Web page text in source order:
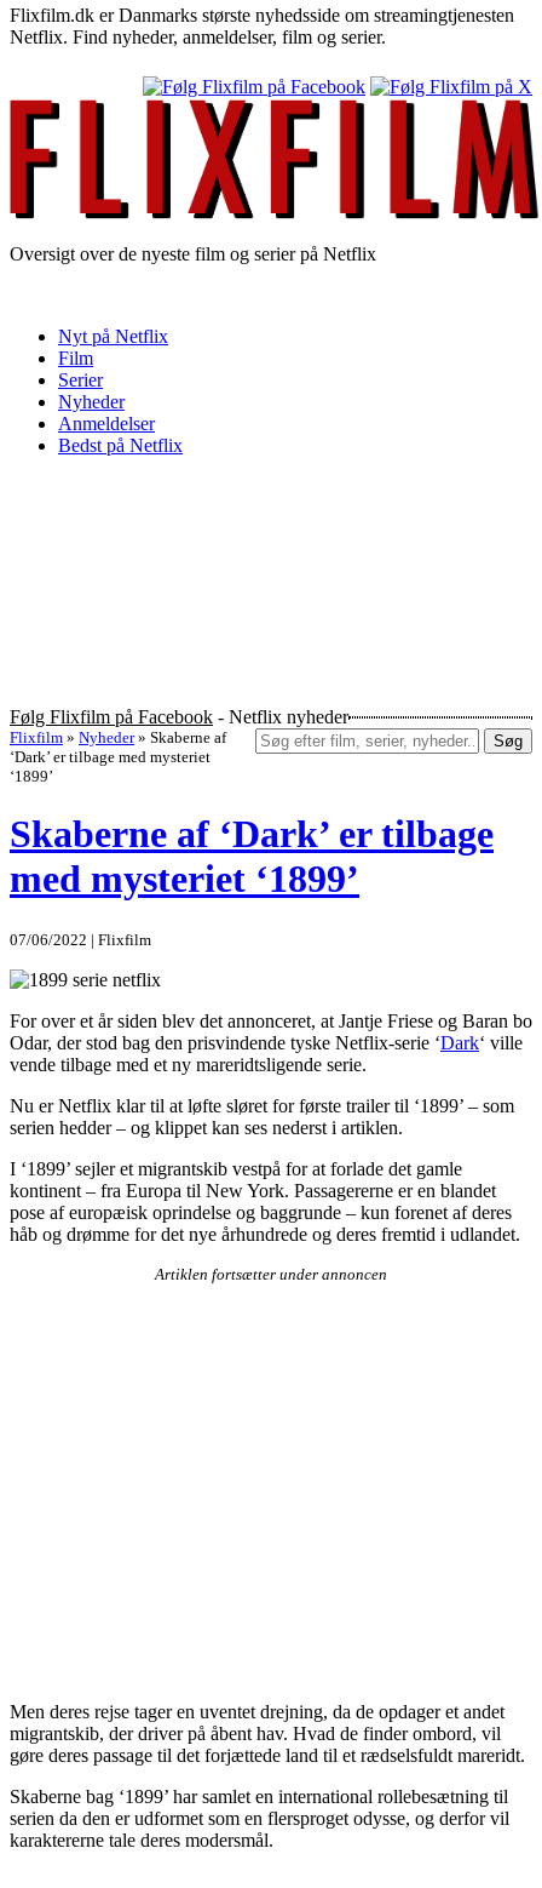
Flixfilm.dk er Danmarks største nyhedsside om streamingtjenesten
Netflix. Find nyheder, anmeldelser, film og serier.
Oversigt over de nyeste film og serier på Netflix
Nyt på Netflix
Film
Serier
Nyheder
Anmeldelser
Bedst på Netflix
Følg Flixfilm på Facebook - Netflix nyheder
Søg
Flixfilm » Nyheder » Skaberne af
‘Dark’ er tilbage med mysteriet
‘1899’
Skaberne af ‘Dark’ er tilbage
med mysteriet ‘1899’
07/06/2022 | Flixfilm
For over et år siden blev det annonceret, at Jantje Friese og Baran bo
Odar, der stod bag den prisvindende tyske Netflix-serie ‘Dark‘ ville
vende tilbage med et ny mareridtsligende serie.
Nu er Netflix klar til at løfte sløret for første trailer til ‘1899’ – som
serien hedder – og klippet kan ses nederst i artiklen.
I ‘1899’ sejler et migrantskib vestpå for at forlade det gamle
kontinent – fra Europa til New York. Passagererne er en blandet
pose af europæisk oprindelse og baggrunde – kun forenet af deres
håb og drømme for det nye århundrede og deres fremtid i udlandet.
Artiklen fortsætter under annoncen
Men deres rejse tager en uventet drejning, da de opdager et andet
migrantskib, der driver på åbent hav. Hvad de finder ombord, vil
gøre deres passage til det forjættede land til et rædselsfuldt mareridt.
Skaberne bag ‘1899’ har samlet en international rollebesætning til
serien da den er udformet som en flersproget odysse, og derfor vil
karaktererne tale deres modersmål.